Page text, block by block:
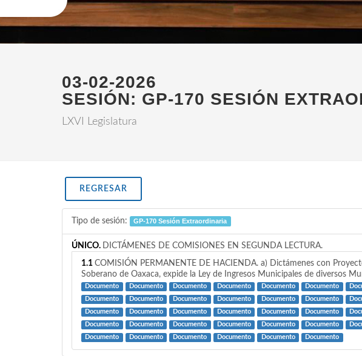
03-02-2026
SESIÓN: GP-170 SESIÓN
LXVI Legislatura
REGRESAR
Tipo de sesión: GP-170 Sesión Extraordinaria
ÚNICO. DICTÁMENES DE COMISIONES EN SEGUNDA LECTURA.
1.1 COMISIÓN PERMANENTE DE HACIENDA. a) Dictámenes con
Soberano de Oaxaca, expide la Ley de Ingresos Municipales de diversos
Documento Documento Documento Documento Documento Documento
Documento Documento Documento Documento Documento Documento
Documento Documento Documento Documento Documento Documento
Documento Documento Documento Documento Documento Documento
Documento Documento Documento Documento Documento Documento